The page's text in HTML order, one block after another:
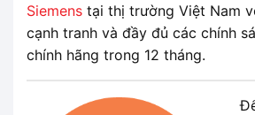
Siemens tại thị trường Việt Nam
cạnh tranh và đầy đủ các chính
chính hãng trong 12 tháng.